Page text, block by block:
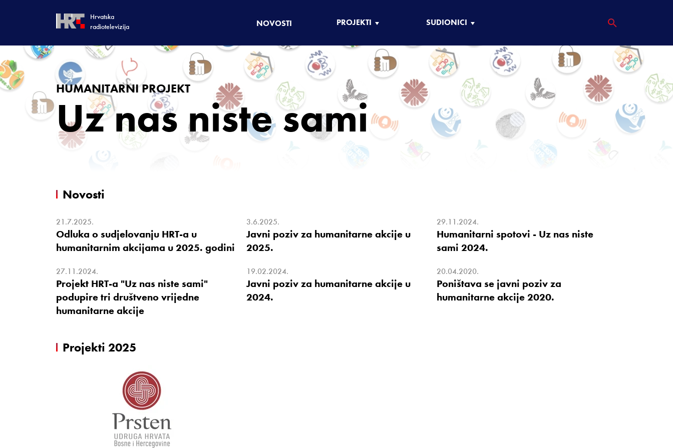
Hrvatska
radiotelevizija
NOVOSTI PROJEKTI SUDIONICI
HUMANITARNI PROJEKT
Uz nas niste sami
Novosti
21.7.2025.
Odluka o sudjelovanju HRT-a u
humanitarnim akcijama u 2025. godini
3.6.2025.
Javni poziv za humanitarne akcije u
2025.
29.11.2024.
Humanitarni spotovi - Uz nas niste
sami 2024.
27.11.2024.
Projekt HRT-a "Uz nas niste sami"
podupire tri društveno vrijedne
humanitarne akcije
19.02.2024.
Javni poziv za humanitarne akcije u
2024.
20.04.2020.
Poništava se javni poziv za
humanitarne akcije 2020.
Projekti 2025